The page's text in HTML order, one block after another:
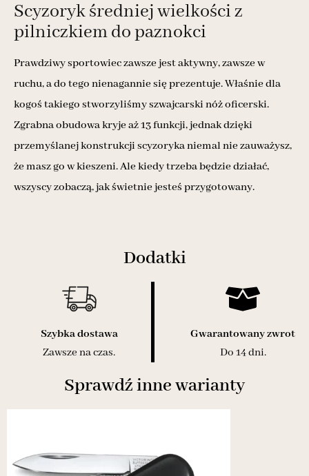
Scyzoryk średniej wielkości z
pilniczkiem do paznokci
Prawdziwy sportowiec zawsze jest aktywny, zawsze w
ruchu, a do tego nienagannie się prezentuje. Właśnie dla
kogoś takiego stworzyliśmy szwajcarski nóż oficerski.
Zgrabna obudowa kryje aż 13 funkcji, jednak dzięki
przemyślanej konstrukcji scyzoryka niemal nie zauważysz,
że masz go w kieszeni. Ale kiedy trzeba będzie działać,
wszyscy zobaczą, jak świetnie jesteś przygotowany.
Dodatki
Szybka dostawa
Zawsze na czas.
Gwarantowany zwrot
Do 14 dni.
Sprawdź inne warianty